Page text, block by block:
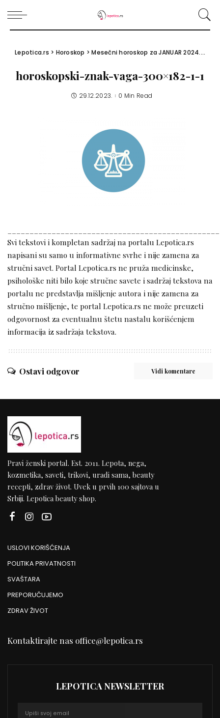
Lepotica.rs > Horoskop >Mesečni horoskop za JANUAR 2024.>
horoskopski-znak-vaga-300×182-1-1
29.12.2023. 0 Min Read
Svi tekstovi i kompletan sadržaj na portalu Lepotica.rs
napisani su samo u informativne svrhe i nije zamena za
stručni savet. Portal Lepotica.rs ne pruža medicinske,
psihološke niti bilo koje stručne savete i sadržaj tekstova na
portalu ne predstavlja mišljenje autora i nije zamena za
stručno mišljenje, te portal Lepotica.rs ne može preuzeti
odgovornost za eventualnu štetu nastalu korišćenjem
informacija iz sadržaja tekstova.
Ostavi odgovor Vidi komentare
Pravi ženski portal. Est. 2011. Lepota, nega,
kozmetika, saveti, trikovi, uradi sama, beauty
recepti, zdrav život. Uvek u prvih 100 sajtova u
Srbiji. Lepotica beauty shop.
USLOVI KORIŠĆENJA
POLITIKA PRIVATNOSTI
SVAŠTARA
PREPORUČUJEMO
ZDRAV ŽIVOT
Kontaktirajte nas office@lepotica.rs
LEPOTICA NEWSLETTER